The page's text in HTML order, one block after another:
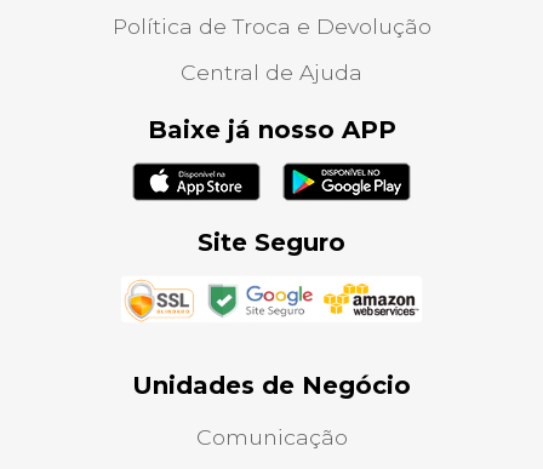
Política de Troca e Devolução
Central de Ajuda
Baixe já nosso APP
Site Seguro
Unidades de Negócio
Comunicação